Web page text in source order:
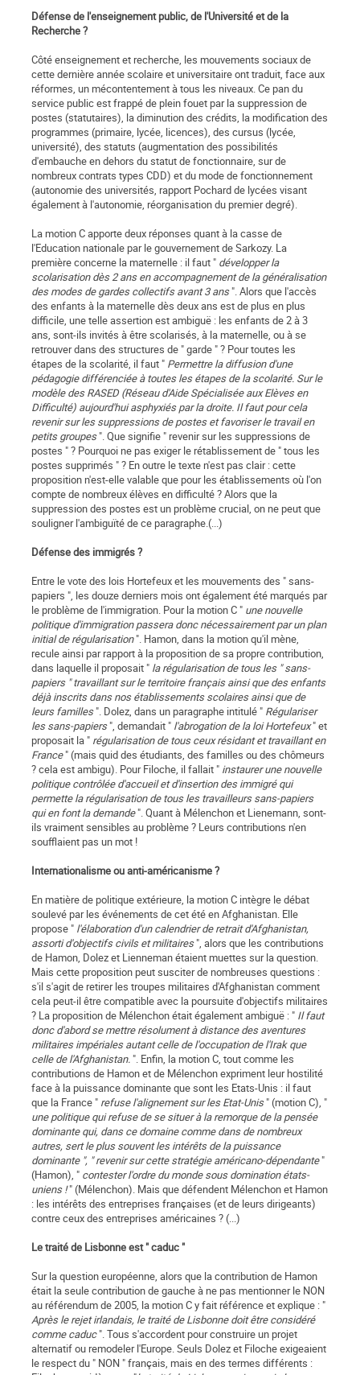
Défense de l'enseignement public, de l'Université et de la
Recherche ?
Côté enseignement et recherche, les mouvements sociaux de
cette dernière année scolaire et universitaire ont traduit, face aux
réformes, un mécontentement à tous les niveaux. Ce pan du
service public est frappé de plein fouet par la suppression de
postes (statutaires), la diminution des crédits, la modification des
programmes (primaire, lycée, licences), des cursus (lycée,
université), des statuts (augmentation des possibilités
d'embauche en dehors du statut de fonctionnaire, sur de
nombreux contrats types CDD) et du mode de fonctionnement
(autonomie des universités, rapport Pochard de lycées visant
également à l'autonomie, réorganisation du premier degré).
La motion C apporte deux réponses quant à la casse de
l'Education nationale par le gouvernement de Sarkozy. La
première concerne la maternelle : il faut " développer la
scolarisation dès 2 ans en accompagnement de la généralisation
des modes de gardes collectifs avant 3 ans". Alors que l'accès
des enfants à la maternelle dès deux ans est de plus en plus
difficile, une telle assertion est ambiguë : les enfants de 2 à 3
ans, sont-ils invités à être scolarisés, à la maternelle, ou à se
retrouver dans des structures de " garde " ? Pour toutes les
étapes de la scolarité, il faut " Permettre la diffusion d'une
pédagogie différenciée à toutes les étapes de la scolarité. Sur le
modèle des RASED (Réseau d'Aide Spécialisée aux Elèves en
Difficulté) aujourd'hui asphyxiés par la droite. Il faut pour cela
revenir sur les suppressions de postes et favoriser le travail en
petits groupes". Que signifie " revenir sur les suppressions de
postes " ? Pourquoi ne pas exiger le rétablissement de " tous les
postes supprimés " ? En outre le texte n'est pas clair : cette
proposition n'est-elle valable que pour les établissements où l'on
compte de nombreux élèves en difficulté ? Alors que la
suppression des postes est un problème crucial, on ne peut que
souligner l'ambiguïté de ce paragraphe.(...)
Défense des immigrés ?
Entre le vote des lois Hortefeux et les mouvements des " sans-
papiers ", les douze derniers mois ont également été marqués par
le problème de l'immigration. Pour la motion C " une nouvelle
politique d'immigration passera donc nécessairement par un plan
initial de régularisation". Hamon, dans la motion qu'il mène,
recule ainsi par rapport à la proposition de sa propre contribution,
dans laquelle il proposait " la régularisation de tous les " sans-
papiers " travaillant sur le territoire français ainsi que des enfants
déjà inscrits dans nos établissements scolaires ainsi que de
leurs familles". Dolez, dans un paragraphe intitulé " Régulariser
les sans-papiers", demandait " l'abrogation de la loi Hortefeux" et
proposait la " régularisation de tous ceux résidant et travaillant en
France" (mais quid des étudiants, des familles ou des chômeurs
? cela est ambigu). Pour Filoche, il fallait " instaurer une nouvelle
politique contrôlée d'accueil et d'insertion des immigré qui
permette la régularisation de tous les travailleurs sans-papiers
qui en font la demande". Quant à Mélenchon et Lienemann, sont-
ils vraiment sensibles au problème ? Leurs contributions n'en
soufflaient pas un mot !
Internationalisme ou anti-américanisme ?
En matière de politique extérieure, la motion C intègre le débat
soulevé par les événements de cet été en Afghanistan. Elle
propose " l'élaboration d'un calendrier de retrait d'Afghanistan,
assorti d'objectifs civils et militaires", alors que les contributions
de Hamon, Dolez et Lienneman étaient muettes sur la question.
Mais cette proposition peut susciter de nombreuses questions :
s'il s'agit de retirer les troupes militaires d'Afghanistan comment
cela peut-il être compatible avec la poursuite d'objectifs militaires
? La proposition de Mélenchon était également ambiguë : " Il faut
donc d'abord se mettre résolument à distance des aventures
militaires impériales autant celle de l'occupation de l'Irak que
celle de l'Afghanistan.". Enfin, la motion C, tout comme les
contributions de Hamon et de Mélenchon expriment leur hostilité
face à la puissance dominante que sont les Etats-Unis : il faut
que la France " refuse l'alignement sur les Etat-Unis" (motion C), "
une politique qui refuse de se situer à la remorque de la pensée
dominante qui, dans ce domaine comme dans de nombreux
autres, sert le plus souvent les intérêts de la puissance
dominante ", " revenir sur cette stratégie américano-dépendante"
(Hamon), " contester l'ordre du monde sous domination états-
uniens !" (Mélenchon). Mais que défendent Mélenchon et Hamon
: les intérêts des entreprises françaises (et de leurs dirigeants)
contre ceux des entreprises américaines ? (...)
Le traité de Lisbonne est " caduc "
Sur la question européenne, alors que la contribution de Hamon
était la seule contribution de gauche à ne pas mentionner le NON
au référendum de 2005, la motion C y fait référence et explique : "
Après le rejet irlandais, le traité de Lisbonne doit être considéré
comme caduc". Tous s'accordent pour construire un projet
alternatif ou remodeler l'Europe. Seuls Dolez et Filoche exigeaient
le respect du " NON " français, mais en des termes différents :